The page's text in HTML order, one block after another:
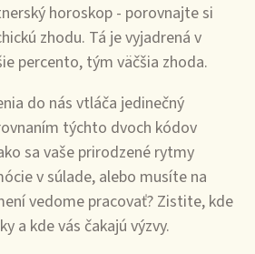
horoskop - porovnajte si
zhodu. Tá je vyjadrená v
percento, tým väčšia zhoda.
do nás vtláča jedinečný
týchto dvoch kódov
sa vaše prirodzené rytmy
v súlade, alebo musíte na
vedome pracovať? Zistite, kde
a kde vás čakajú výzvy.